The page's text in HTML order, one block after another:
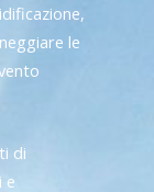
le
di
e